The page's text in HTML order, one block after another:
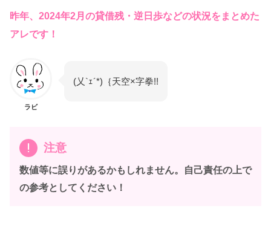
昨年、2024年2月の貸借残・逆日歩などの状況をまとめた
アレです！
ラビ
(乂`ｪ´*)｛天空×字拳!!
注意
数値等に誤りがあるかもしれません。自己責任の上で
の参考としてください！